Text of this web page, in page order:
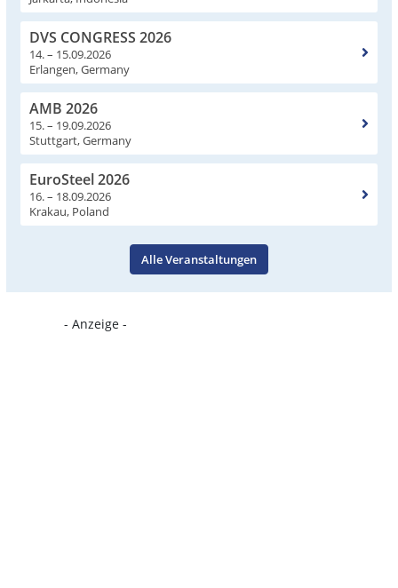
DVS CONGRESS 2026
14. – 15.09.2026
Erlangen, Germany
AMB 2026
15. – 19.09.2026
Stuttgart, Germany
EuroSteel 2026
16. – 18.09.2026
Krakau, Poland
Alle Veranstaltungen
- Anzeige -